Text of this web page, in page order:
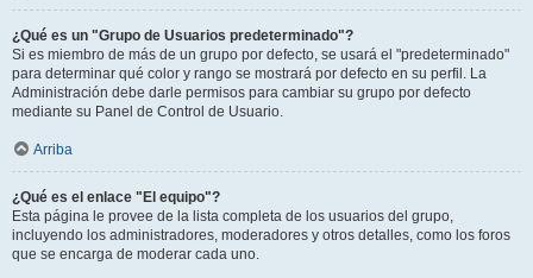
¿Qué es un "Grupo de Usuarios predeterminado"?
Si es miembro de más de un grupo por defecto, se usará el "predeterminado"
para determinar qué color y rango se mostrará por defecto en su perfil. La
Administración debe darle permisos para cambiar su grupo por defecto
mediante su Panel de Control de Usuario.
Arriba
¿Qué es el enlace "El equipo"?
Esta página le provee de la lista completa de los usuarios del grupo,
incluyendo los administradores, moderadores y otros detalles, como los foros
que se encarga de moderar cada uno.